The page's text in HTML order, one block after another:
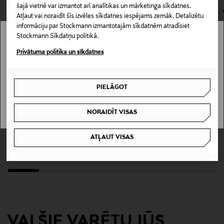
šajā vietnē var izmantot arī analītikas un mārketinga sīkdatnes.
Atļaut vai noraidīt šīs izvēles sīkdatnes iespējams zemāk. Detalizētu
informāciju par Stockmann izmantotajām sīkdatnēm atradīsiet
Stockmann Sīkdatņu politikā.
Privātuma politika un sīkdatnes
PIELĀGOT
NORAIDĪT VISAS
ATĻAUT VISAS
100% kokvilna
Kopšanas instrukcijas
80 BLACK
Ražotājvalsts
LINDEX
RALPH LAUREN
Wide Leg bikses
Stockmann nav pieejams tavā valstī.
I UNDERSTAND